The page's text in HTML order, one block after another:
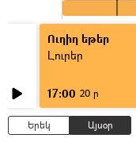
Ուղիղ եթեր
Լուրեր
17:00 20 ր
Երեկ Այսօր